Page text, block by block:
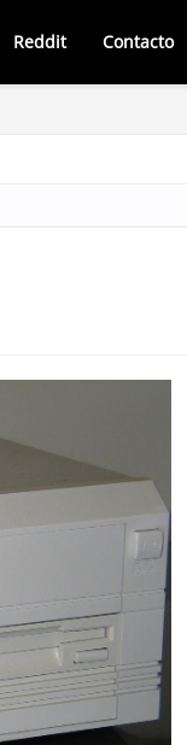
Reddit Contacto